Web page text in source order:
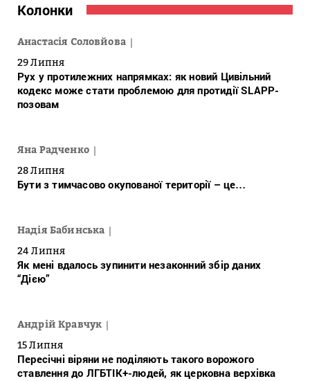
Колонки
Анастасія Соловйова
29 Липня
Рух у протилежних напрямках: як новий Цивільний
кодекс може стати проблемою для протидії SLAPP-
позовам
Яна Радченко
28 Липня
Бути з тимчасово окупованої території – це…
Надія Бабинська
24 Липня
Як мені вдалось зупинити незаконний збір даних
“Дією”
Андрій Кравчук
15 Липня
Пересічні віряни не поділяють такого ворожого
ставлення до ЛГБТІК+-людей, як церковна верхівка